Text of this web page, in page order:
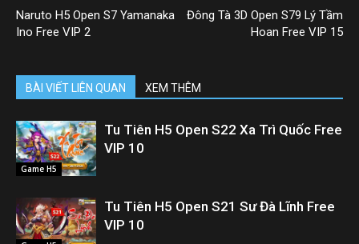
Naruto H5 Open S7 Yamanaka
Ino Free VIP 2
Đông Tà 3D Open S79 Lý Tầm
Hoan Free VIP 15
BÀI VIẾT LIÊN QUAN XEM THÊM
Game H5
Tu Tiên H5 Open S22 Xa Trì Quốc Free
VIP 10
Tu Tiên H5 Open S21 Sư Đà Lĩnh Free
VIP 10